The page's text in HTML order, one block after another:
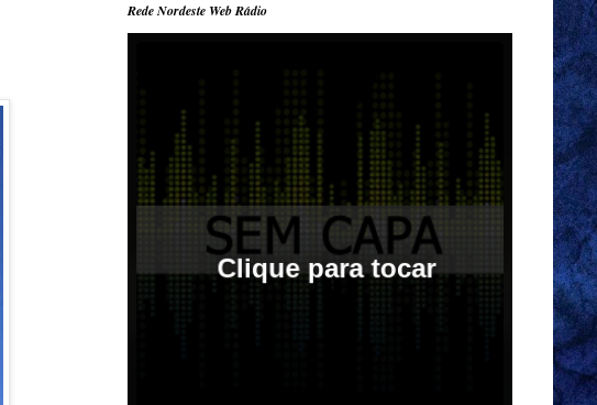
Rede Nordeste Web Rádio